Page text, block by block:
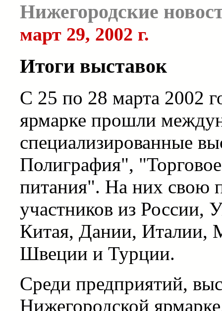
Нижегородские
март 29, 2002 г.
Итоги выставок
С 25 по 28 марта 2002
ярмарке прошли
специализированные
Полиграфия",
питания". На них свою
участников из России,
Китая, Дании, Италии,
Швеции и Турции.
Среди предприятий,
Нижегородской